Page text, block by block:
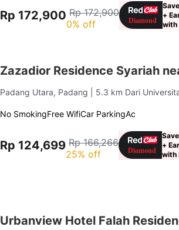
Rp 172,900 Rp 172,900
0% off
+
with
Zazadior Residence Syariah
Padang Utara, Padang | 5.3 km Dari
No SmokingFree WifiCar ParkingAc
Rp 124,699 Rp 166,266
25% off
+
with
Urbanview Hotel Falah